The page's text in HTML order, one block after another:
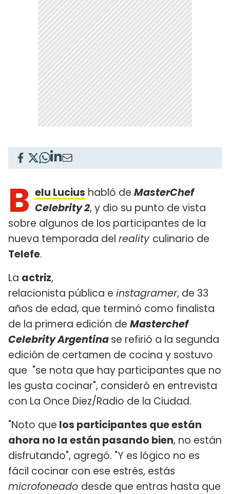
B elu Lucius habló de MasterChef
Celebrity 2, y dio su punto de vista
sobre algunos de los participantes de la
nueva temporada del reality culinario de
Telefe.
La actriz,
relacionista pública e instagramer, de 33
años de edad, que terminó como finalista
de la primera edición de Masterchef
Celebrity Argentinase refirió a la segunda
edición de certamen de cocina y sostuvo
que "se nota que hay participantes que no
les gusta cocinar", consideró en entrevista
con La Once Diez/Radio de la Ciudad.
"Noto que los participantes que están
ahora no la están pasando bien, no están
disfrutando", agregó. "Y es lógico no es
fácil cocinar con ese estrés, estás
microfoneado desde que entras hasta que